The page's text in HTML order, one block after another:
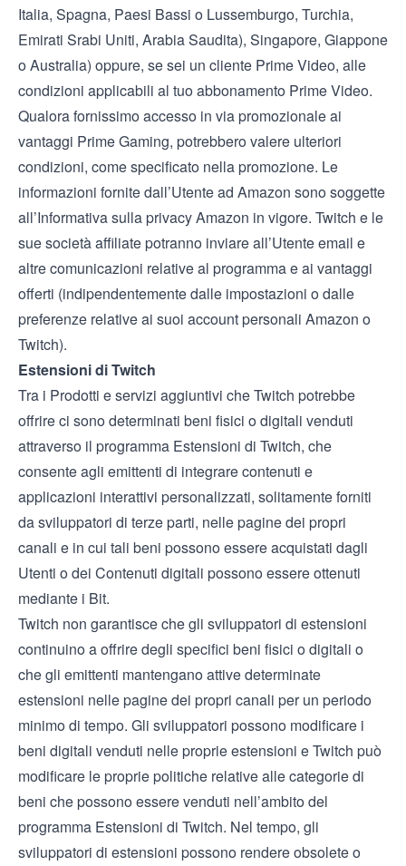
Italia, Spagna, Paesi Bassi o Lussemburgo, Turchia,
Emirati Srabi Uniti, Arabia Saudita), Singapore, Giappone
oAustralia) oppure, se sei un cliente Prime Video, alle
condizioni applicabili al tuo abbonamento Prime Video.
Qualora fornissimo accesso in via promozionale ai
vantaggi Prime Gaming, potrebbero valere ulteriori
condizioni, come specificato nella promozione. Le
informazioni fornite dall’Utente ad Amazon sono soggette
all’Informativa sulla privacy Amazon in vigore. Twitch e le
sue società affiliate potranno inviare all’Utente email e
altre comunicazioni relative al programma e ai vantaggi
offerti (indipendentemente dalle impostazioni o dalle
preferenze relative ai suoi account personali Amazon o
Twitch).
Estensioni di Twitch
Tra i Prodotti e servizi aggiuntivi che Twitch potrebbe
offrire ci sono determinati beni fisici o digitali venduti
attraverso il programma Estensioni di Twitch, che
consente agli emittenti di integrare contenuti e
applicazioni interattivi personalizzati, solitamente forniti
da sviluppatori di terze parti, nelle pagine dei propri
canali e in cui tali beni possono essere acquistati dagli
Utenti o dei Contenuti digitali possono essere ottenuti
mediante i Bit.
Twitch non garantisce che gli sviluppatori di estensioni
continuino a offrire degli specifici beni fisici o digitali o
che gli emittenti mantengano attive determinate
estensioni nelle pagine dei propri canali per un periodo
minimo di tempo. Gli sviluppatori possono modificare i
beni digitali venduti nelle proprie estensioni e Twitch può
modificare le proprie politiche relative alle categorie di
beni che possono essere venduti nell’ambito del
programma Estensioni di Twitch. Nel tempo, gli
sviluppatori di estensioni possono rendere obsolete o